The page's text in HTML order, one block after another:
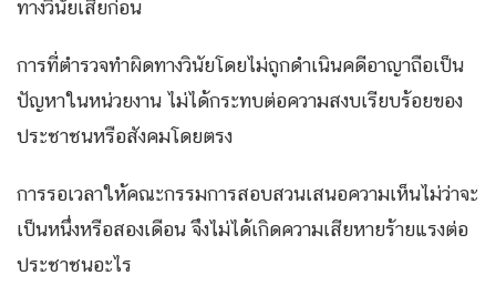
ทางวินัยเสียก่อน
การที่ตำรวจทำผิดทางวินัยโดยไม่ถูกดำเนินคดีอาญาถือเป็น
ปัญหาในหน่วยงาน ไม่ได้กระทบต่อความสงบเรียบร้อยของ
ประชาชนหรือสังคมโดยตรง
การรอเวลาให้คณะกรรมการสอบสวนเสนอความเห็นไม่ว่าจะ
เป็นหนึ่งหรือสองเดือน จึงไม่ได้เกิดความเสียหายร้ายแรงต่อ
ประชาชนอะไร